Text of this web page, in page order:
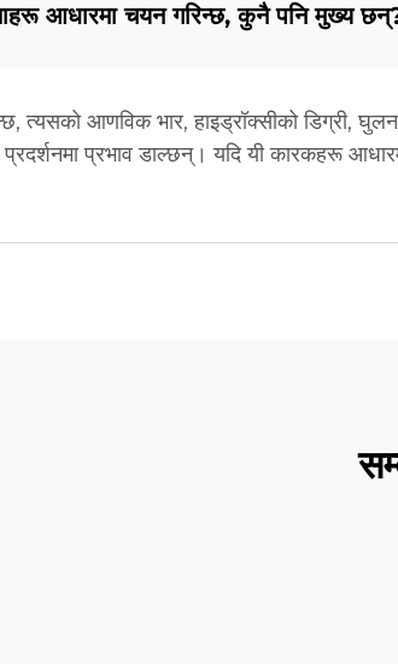
आधारमा चयन गरिन्छ, कुनै पनि मुख्य
त्यसको आणविक भार, हाइड्रॉक्सीको डिग्री,
प्रभाव डाल्छन्। यदि यी कारकहरू